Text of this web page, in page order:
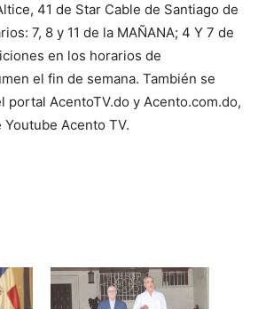
41 de Star Cable de Santiago de
7, 8 y 11 de la MAÑANA; 4 Y 7 de
en los horarios de
el fin de semana. También se
portal AcentoTV.do y Acento.com.do,
Acento TV.